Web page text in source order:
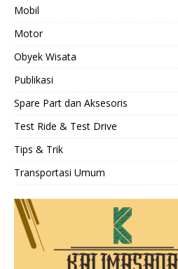
Mobil
Motor
Obyek Wisata
Publikasi
Spare Part dan Aksesoris
Test Ride & Test Drive
Tips & Trik
Transportasi Umum